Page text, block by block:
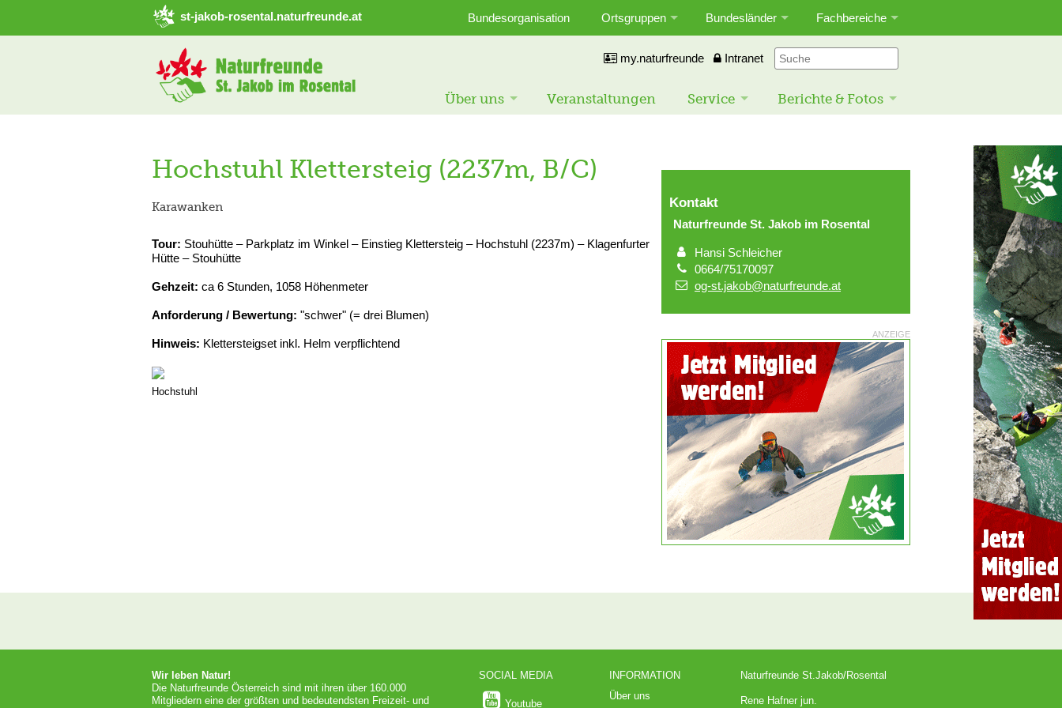
➜ Hauptregion der Seite anspringen
st-jakob-rosental.naturfreunde.at Bundesorganisation Ortsgruppen Bundesländer Fachbereiche
my.naturfreunde Intranet
Über uns Veranstaltungen Service Berichte & Fotos
Hochstuhl Klettersteig (2237m, B/C)
Karawanken
Tour: Stouhütte – Parkplatz im Winkel – Einstieg Klettersteig – Hochstuhl (2237m) – Klagenfurter
Hütte – Stouhütte
Gehzeit: ca 6 Stunden, 1058 Höhenmeter
Anforderung / Bewertung: "schwer" (= drei Blumen)
Hinweis: Klettersteigset inkl. Helm verpflichtend
Hochstuhl
Kontakt
Naturfreunde St. Jakob im Rosental
Hansi Schleicher
0664/75170097
og-st.jakob@naturfreunde.at
ANZEIGE
Wir leben Natur!
Die Naturfreunde Österreich sind mit ihren über 160.000
Mitgliedern eine der größten und bedeutendsten Freizeit- und
SOCIAL MEDIA
Youtube
INFORMATION
Über uns
Naturfreunde St.Jakob/Rosental
Rene Hafner jun.